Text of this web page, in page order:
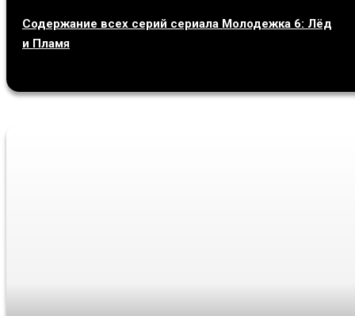
Содержание всех серий сериала Молодежка 6: Лёд
и Пламя